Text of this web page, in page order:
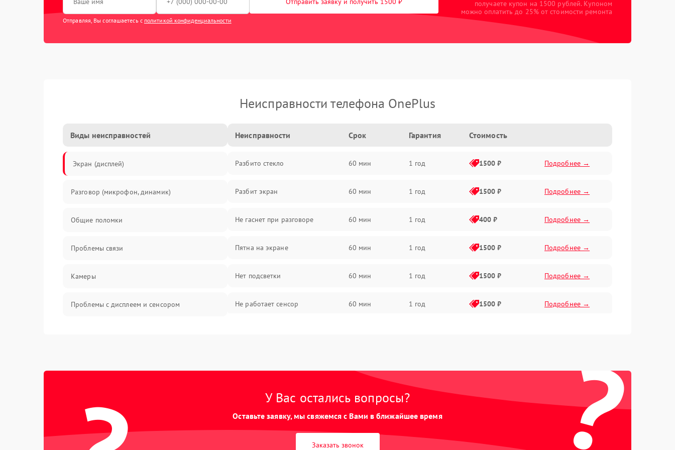
Отправляя, Вы соглашаетесь с политикой конфиденциальности
получаете купон на 1500 рублей. Купоном
можно оплатить до 25% от стоимости ремонта
Неисправности телефона OnePlus
Виды неисправностей
Экран (дисплей)
Разговор (микрофон, динамик)
Общие поломки
Проблемы связи
Камеры
Проблемы с дисплеем и сенсором
аккумулятором
Неисправности Срок Гарантия Стоимость
Разбито стекло 60 мин 1 год 1500 ₽ Подробнее →
Разбит экран 60 мин 1 год 1500 ₽ Подробнее →
Не гаснет при разговоре 60 мин 1 год 400 ₽ Подробнее →
Пятна на экране 60 мин 1 год 1500 ₽ Подробнее →
Нет подсветки 60 мин 1 год 1500 ₽ Подробнее →
Не работает сенсор 60 мин 1 год 1500 ₽ Подробнее →
1 год ?
У Вас остались вопросы?
Оставьте заявку, мы свяжемся с Вами в ближайшее время
Заказать звонок